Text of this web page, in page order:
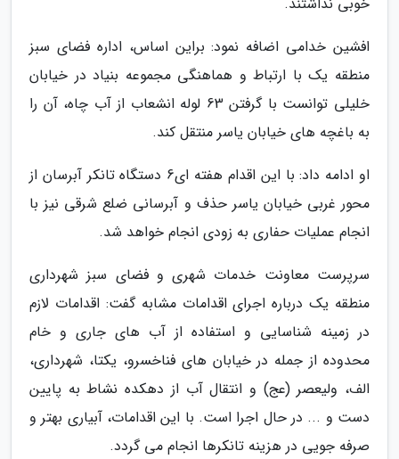
افشین خدامی اضافه نمود: براین اساس، اداره فضای سبز
منطقه یک با ارتباط و هماهنگی مجموعه بنیاد در خیابان
خلیلی توانست با گرفتن 63 لوله انشعاب از آب چاه، آن را
به باغچه های خیابان یاسر منتقل کند.
او ادامه داد: با این اقدام هفته ای6 دستگاه تانکر آبرسان از
محور غربی خیابان یاسر حذف و آبرسانی ضلع شرقی نیز با
انجام عملیات حفاری به زودی انجام خواهد شد.
سرپرست معاونت خدمات شهری و فضای سبز شهرداری
منطقه یک درباره اجرای اقدامات مشابه گفت: اقدامات لازم
در زمینه شناسایی و استفاده از آب های جاری و خام
محدوده از جمله در خیابان های فناخسرو، یکتا، شهرداری،
الف، ولیعصر (عج) و انتقال آب از دهکده نشاط به پایین
دست و ... در حال اجرا است. با این اقدامات، آبیاری بهتر و
صرفه جویی در هزینه تانکرها انجام می گردد.